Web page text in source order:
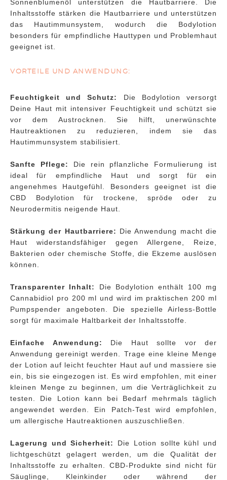
Sonnenblumenöl unterstützen die Hautbarriere. Die
Inhaltsstoffe stärken die Hautbarriere und unterstützen
das Hautimmunsystem, wodurch die Bodylotion
besonders für empfindliche Hauttypen und Problemhaut
geeignet ist.
VORTEILE UND ANWENDUNG:
Feuchtigkeit und Schutz: Die Bodylotion versorgt
Deine Haut mit intensiver Feuchtigkeit und schützt sie
vor dem Austrocknen. Sie hilft, unerwünschte
Hautreaktionen zu reduzieren, indem sie das
Hautimmunsystem stabilisiert.
Sanfte Pflege:
Die rein pflanzliche Formulierung ist
ideal für empfindliche Haut und sorgt für ein
angenehmes Hautgefühl. Besonders geeignet ist die
CBD Bodylotion für trockene, spröde oder zu
Neurodermitis neigende Haut.
Stärkung der Hautbarriere: Die Anwendung macht die
Haut widerstandsfähiger gegen Allergene, Reize,
Bakterien oder chemische Stoffe, die Ekzeme auslösen
können.
Transparenter Inhalt: Die Bodylotion enthält 100 mg
Cannabidiol pro 200 ml und wird im praktischen 200 ml
Pumpspender angeboten. Die spezielle Airless-Bottle
sorgt für maximale Haltbarkeit der Inhaltsstoffe.
Einfache Anwendung: Die Haut sollte vor der
Anwendung gereinigt werden. Trage eine kleine Menge
der Lotion auf leicht feuchter Haut auf und massiere sie
ein, bis sie eingezogen ist. Es wird empfohlen, mit einer
kleinen Menge zu beginnen, um die Verträglichkeit zu
testen. Die Lotion kann bei Bedarf mehrmals täglich
angewendet werden. Ein Patch-Test wird empfohlen,
um allergische Hautreaktionen auszuschließen.
Lagerung und Sicherheit: Die Lotion sollte kühl und
lichtgeschützt gelagert werden, um die Qualität der
Inhaltsstoffe zu erhalten. CBD-Produkte sind nicht für
Säuglinge, Kleinkinder oder während der